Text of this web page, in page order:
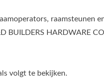
raamsteunen
BUILDERS HARDWARE
volgt te bekijken.